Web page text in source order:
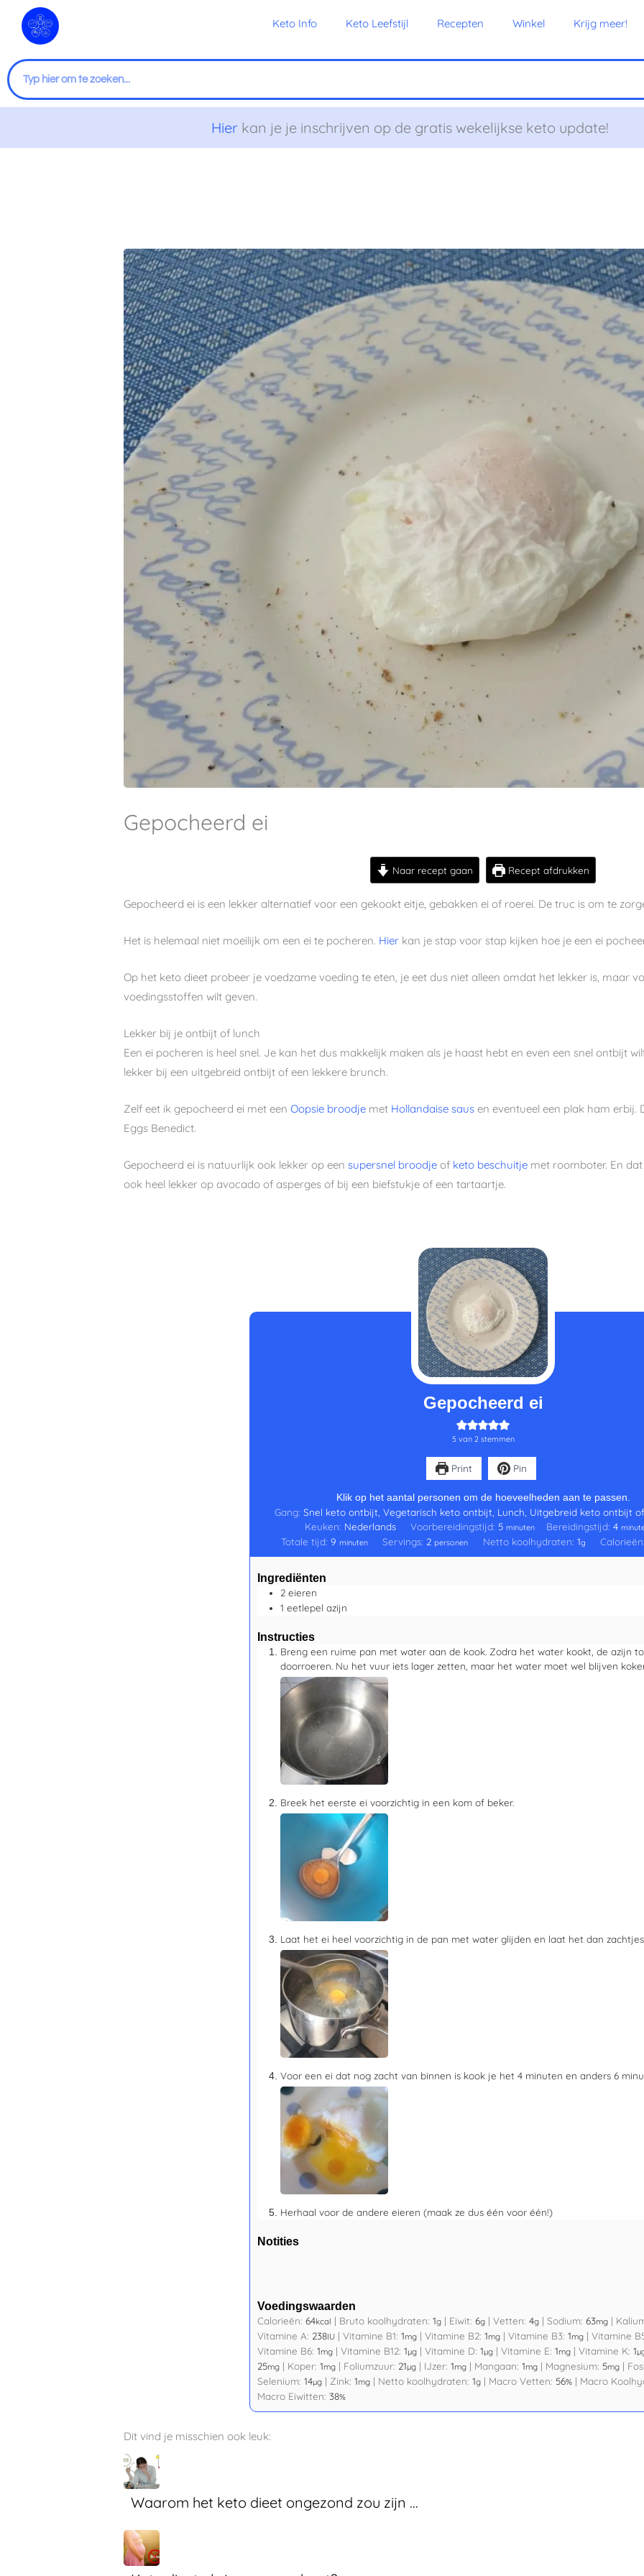
naar
inhoud
Keto Info Keto Leefstijl Recepten Winkel Krijg meer!
Zoeken
Hierkan je je inschrijven op de gratis wekelijkse keto update!
Gepocheerd ei
Naar recept gaan Recept afdrukken
Gepocheerd ei is een lekker alternatief voor een gekookt eitje, gebakken ei of roerei. De truc is om te
Het is helemaal niet moeilijk om een ei te pocheren. Hier kan je stap voor stap kijken hoe je een ei
Op het keto dieet probeer je voedzame voeding te eten, je eet dus niet alleen omdat het lekker is, maar
voedingsstoffen wilt geven.
Lekker bij je ontbijt of lunch
Een ei pocheren is heel snel. Je kan het dus makkelijk maken als je haast hebt en even een snel ontbijt
lekker bij een uitgebreid ontbijt of een lekkere brunch.
Zelf eet ik gepocheerd ei met eenOopsie broodje met Hollandaise saus en eventueel een plak ham erbij.
Eggs Benedict.
Gepocheerd ei is natuurlijk ook lekker op eensupersnel broodje of keto beschuitje met roomboter. En
ook heel lekker op avocado of asperges of bij een biefstukje of een tartaartje.
Gepocheerd ei
5van 2stemmen
Print Pin
Klik op het aantal personen om de hoeveelheden aan te passen.
Gang:Snel keto ontbijt, Vegetarisch keto ontbijt, Lunch, Uitgebreid keto ontbijt
Keuken: Nederlands Voorbereidingstijd: 5
minuten
minuten Bereidingstijd:4
Totale tijd:9 minuten Servings: 2 personen Netto koolhydraten: 1g Calorieën:
Ingrediënten
2 eieren
1 eetlepel azijn
Instructies
Breng een ruime pan met water aan de kook. Zodra het water kookt, de azijn
doorroeren. Nu het vuur iets lager zetten, maar het water moet wel blijven
Breek het eerste ei voorzichtig in een kom of beker.
Laat het ei heel voorzichtig in de pan met water glijden en laat het dan
Voor een ei dat nog zacht van binnen is kook je het 4 minuten en anders 6
Herhaal voor de andere eieren (maak ze dus één voor één!)
Notities
Voedingswaarden
Calorieën: 64kcal | Bruto koolhydraten: 1g | Eiwit: 6g | Vetten: 4g | Sodium: 63mg |
Vitamine A: 238IU | Vitamine B1: 1mg | Vitamine B2: 1mg | Vitamine B3: 1mg | Vitamine
Vitamine B6: 1mg | Vitamine B12: 1µg | Vitamine D: 1µg | Vitamine E: 1mg | Vitamine K: 1
25mg | Koper: 1mg | Foliumzuur: 21µg | IJzer: 1mg | Mangaan: 1mg | Magnesium: 5mg |
Selenium: 14µg | Zink: 1mg | Netto koolhydraten: 1g | Macro Vetten: 56% | Macro
Macro Eiwitten: 38%
Dit vind je misschien ook leuk:
Waarom het keto dieet ongezond zou zijn ...